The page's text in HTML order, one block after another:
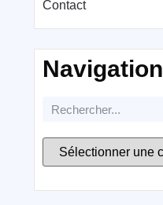
Contact
Navigation